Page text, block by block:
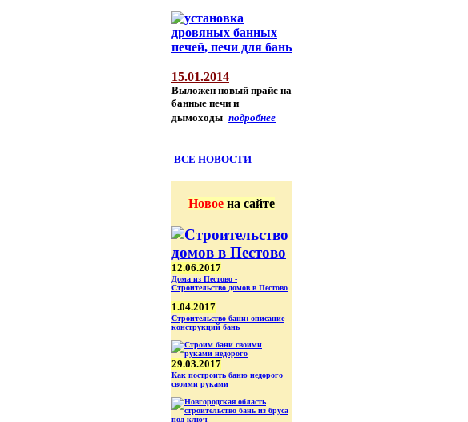
15.01.2014
Выложен новый прайс на
банные печи и
дымоходы подробнее
ВСЕ НОВОСТИ
Новое на сайте
12.06.2017
Дома из Пестово -
Строительство домов в Пестово
1.04.2017
Строительство бани: описание
конструкций бань
29.03.2017
Как построить баню недорого
своими руками